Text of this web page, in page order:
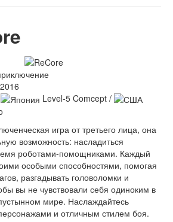
2016
Level-5 Comcept /
игра от третьего лица, она
возможность: насладиться
роботами-помощниками. Каждый
особыми способностями, помогая
разгадывать головоломки и
вы не чувствовали себя одиноким в
мире. Наслаждайтесь
и отличным стилем боя.